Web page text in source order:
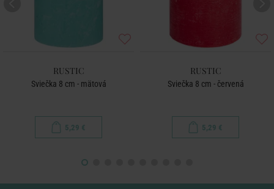
RUSTIC
Sviečka 8 cm - mätová
5,29 €
RUSTIC
Sviečka 8 cm - červená
5,29 €